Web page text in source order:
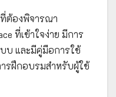
ต้องพิจารณา
ที่เข้าใจง่าย มีการ
บ และมีคู่มือการใช้
รฝึกอบรมสำหรับผู้ใช้